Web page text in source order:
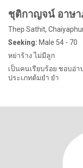
ชุติกาญจน์ อาษ
Thep Sathit,
Seeking: Male 54 - 70
หย่าร้าง ไม่มีลูก
เป็นคนเรียบร้อย ชอบอ่
ประเภทต้มยำ ยำ